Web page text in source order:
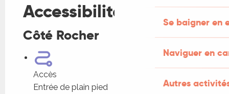
Se baigner en
Naviguer en
Autres
Accessibilité
Côté Rocher
Accès
Entrée de plain pied